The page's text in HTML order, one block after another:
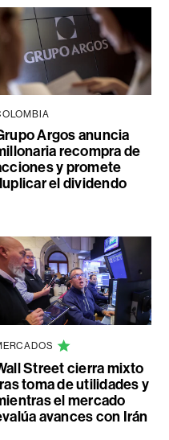
Argos anuncia
recompra de
y promete
el dividendo
Street cierra mixto
toma de utilidades y
el mercado
avances con Irán